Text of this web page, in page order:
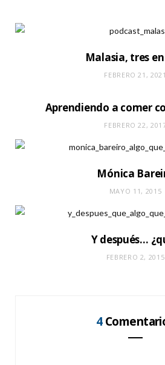
Malasia, tres
FEBRERO 21, 2021
Aprendiendo a comer
FEBRERO 22,
Mónica
MAYO 11, 2015
Y después…
FEBRERO 2, 2015
4